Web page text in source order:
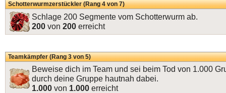
Schotterwurmzerstückler (Rang 4 von 7)
Schlage 200 Segmente vom Schotterwurm ab.
200 von 200 erreicht
Teamkämpfer (Rang 3 von 5)
Beweise dich im Team und sei beim Tod von 1.000
durch deine Gruppe hautnah dabei.
1.000 von 1.000 erreicht